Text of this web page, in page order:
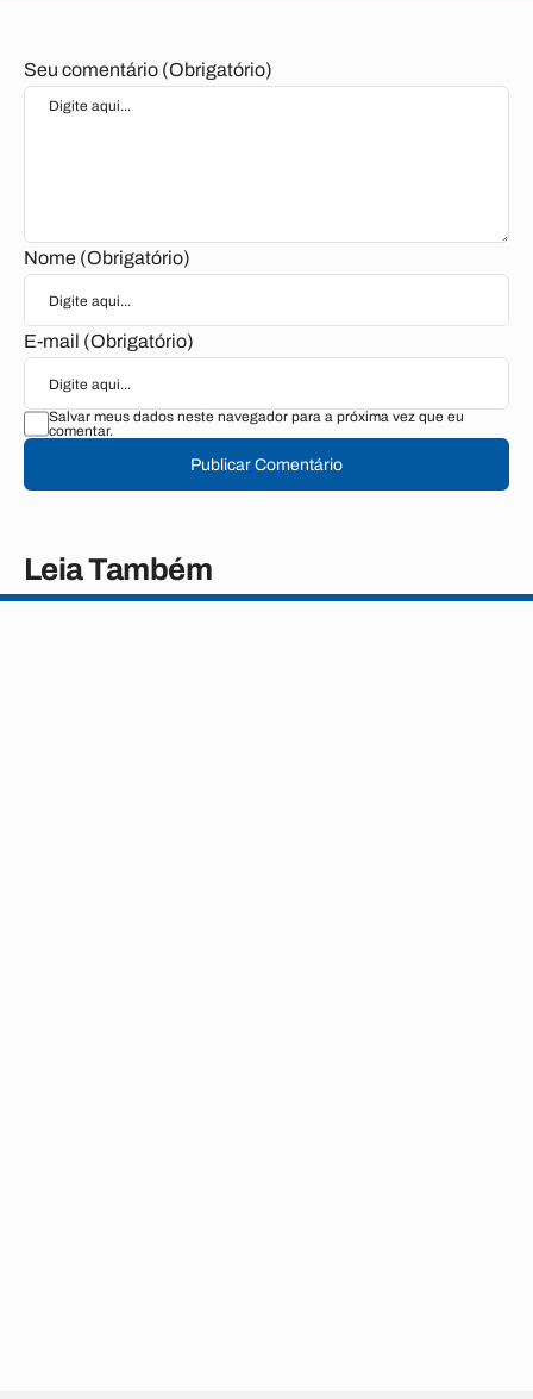
Seu comentário (Obrigatório)
Nome (Obrigatório)
E-mail (Obrigatório)
Salvar meus dados neste navegador para a próxima vez que eu
comentar.
Publicar Comentário
Leia Também